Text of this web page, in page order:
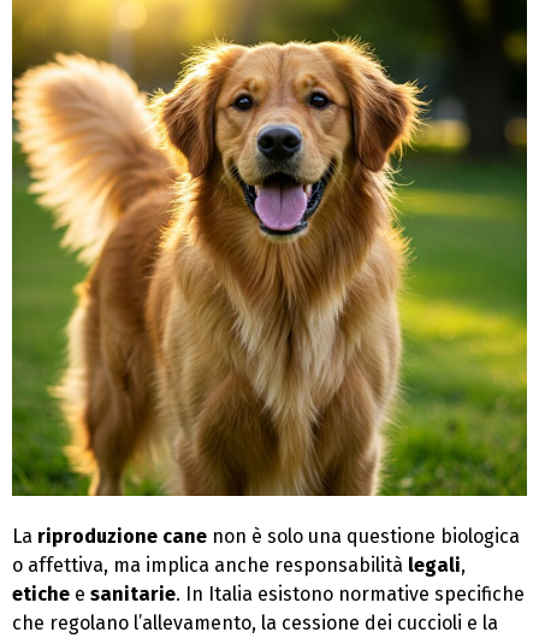
La riproduzione cane non è solo una questione biologica
o affettiva, ma implica anche responsabilità legali,
etiche e sanitarie. In Italia esistono normative specifiche
che regolano l’allevamento, la cessione dei cuccioli e la